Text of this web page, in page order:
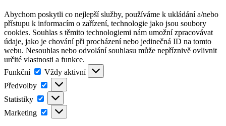
Abychom poskytli co nejlepší služby, používáme k ukládání a/nebo
přístupu k informacím o zařízení, technologie jako jsou soubory
cookies. Souhlas s těmito technologiemi nám umožní zpracovávat
údaje, jako je chování při procházení nebo jedinečná ID na tomto
webu. Nesouhlas nebo odvolání souhlasu může nepříznivě ovlivnit
určité vlastnosti a funkce.
Funkční
Funkční
Vždy aktivní
Předvolby
Předvolby
Statistiky Statistiky
Marketing Marketing